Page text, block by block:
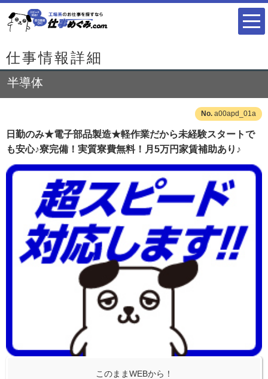
仕事情報詳細
半導体
a00apd_01a
日勤のみ★電子部品製造★軽作業だから未経験スタートで
も安心♪寮完備！実質寮費無料！月5万円家賃補助あり♪
このままWEBから！